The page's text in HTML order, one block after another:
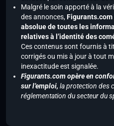
Malgré le soin apporté à la
des annonces,Figurants.com
absolue de toutes les
relatives à l’identité des
Ces contenus sont fournis à
corrigés ou mis à jour à tout
inexactitude est signalée.
Figurants.com opère en
sur l’emploi, la protection des
réglementation du secteur du